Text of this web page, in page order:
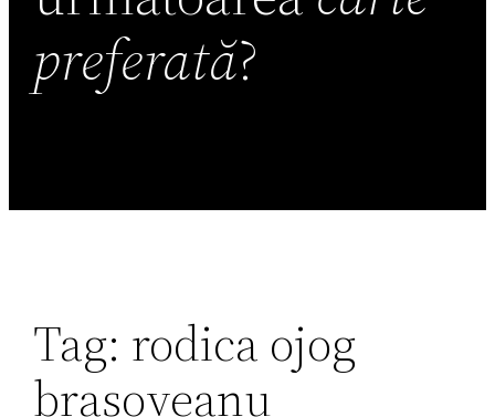
preferată?
Tag: rodica ojog
brasoveanu